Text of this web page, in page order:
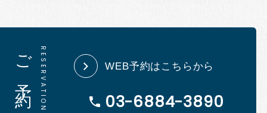
ご予約 WEB予約はこちらから
03-6884-3890